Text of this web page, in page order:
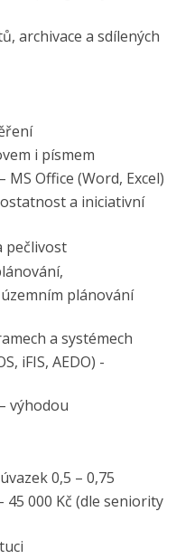
archivace a sdílených
i písmem
Office (Word, Excel)
a iniciativní
pečlivost
plánování
a systémech
iFIS, AEDO) -
výhodou
0,5 – 0,75
45 000 Kč (dle seniority